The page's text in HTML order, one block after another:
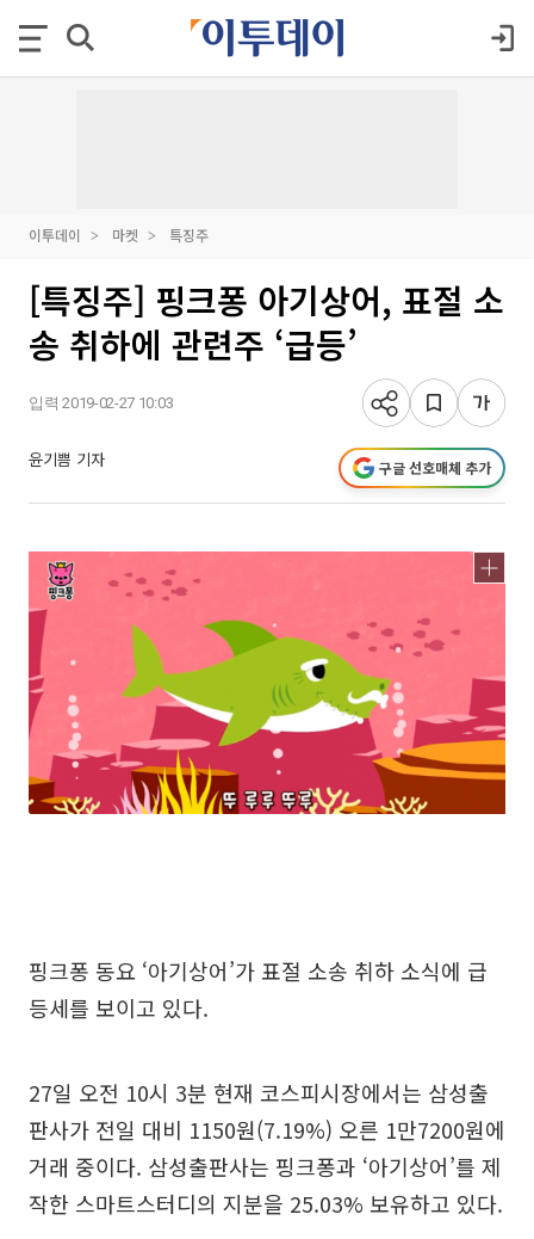
이투데이 마켓 특징주
[특징주] 핑크퐁 아기상어, 표절 소
송 취하에 관련주 ‘급등’
입력 2019-02-27 10:03
윤기쁨 기자 구글 선호매체 추가
핑크퐁 동요 ‘아기상어’가 표절 소송 취하 소식에 급
등세를 보이고 있다.
27일 오전 10시 3분 현재 코스피시장에서는 삼성출
판사가 전일 대비 1150원(7.19%) 오른 1만7200원에
거래 중이다. 삼성출판사는 핑크퐁과 ‘아기상어’를 제
작한 스마트스터디의 지분을 25.03% 보유하고 있다.